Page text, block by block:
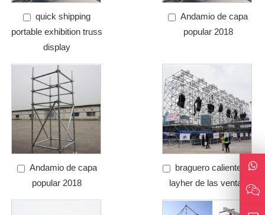
quick shipping
portable exhibition truss
display
Andamio de capa
popular 2018
Andamio de capa
popular 2018
braguero caliente de
layher de las ventas